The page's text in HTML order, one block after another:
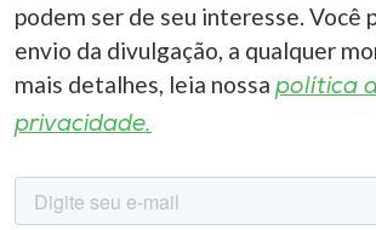
podem ser de seu interesse. Você
envio da divulgação, a qualquer
mais detalhes, leia nossa política
privacidade.